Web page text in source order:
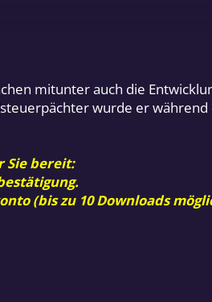
mitunter auch die
wurde er
Sie bereit:
(bis zu 10 Downloads